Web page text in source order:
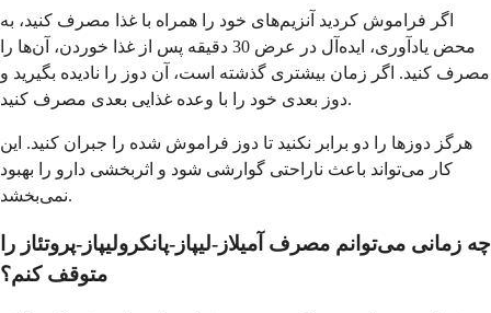
اگر فراموش کردید آنزیم‌های خود را همراه با غذا مصرف کنید، به
محض یادآوری، ایده‌آل در عرض 30 دقیقه پس از غذا خوردن، آن‌ها را
مصرف کنید. اگر زمان بیشتری گذشته است، آن دوز را نادیده بگیرید و
دوز بعدی خود را با وعده غذایی بعدی مصرف کنید.
هرگز دوزها را دو برابر نکنید تا دوز فراموش شده را جبران کنید. این
کار می‌تواند باعث ناراحتی گوارشی شود و اثربخشی دارو را بهبود
نمی‌بخشد.
چه زمانی می‌توانم مصرف آمیلاز-لیپاز-پانکرولیپاز-پروتئاز را
متوقف کنم؟